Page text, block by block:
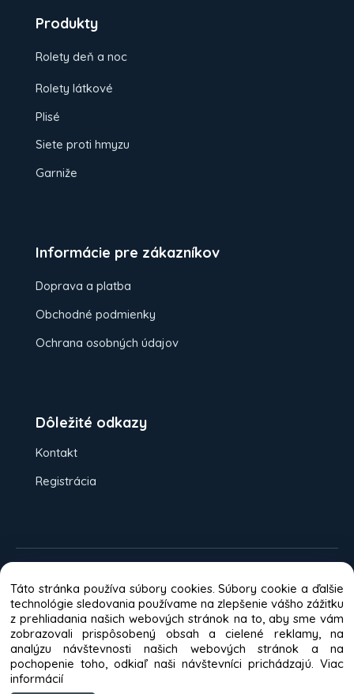
Produkty
Rolety deň a noc
Rolety látkové
Plisé
Siete proti hmyzu
Garniže
Informácie pre zákazníkov
Doprava a platba
Obchodné podmienky
Ochrana osobných údajov
Dôležité odkazy
Kontakt
Registrácia
kartou
Bankový prevod
Odporúča väčšina zákazníkov
Táto stránka používa súbory cookies. Súbory cookie a ďalšie
technológie sledovania používame na zlepšenie vášho zážitku
z prehliadania našich webových stránok na to, aby sme vám
zobrazovali prispôsobený obsah a cielené reklamy, na
analýzu návštevnosti našich webových stránok a na
pochopenie toho, odkiaľ naši návštevníci prichádzajú.Viac
informácií